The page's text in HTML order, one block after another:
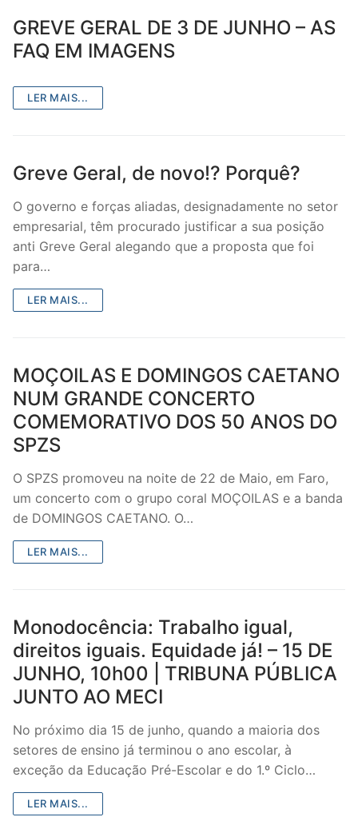
GREVE GERAL DE 3 DE JUNHO – AS
FAQ EM IMAGENS
LER MAIS...
Greve Geral, de novo!? Porquê?
O governo e forças aliadas, designadamente no setor
empresarial, têm procurado justificar a sua posição
anti Greve Geral alegando que a proposta que foi
para…
LER MAIS...
MOÇOILAS E DOMINGOS CAETANO
NUM GRANDE CONCERTO
COMEMORATIVO DOS 50 ANOS DO
SPZS
O SPZS promoveu na noite de 22 de Maio, em Faro,
um concerto com o grupo coral MOÇOILAS e a banda
de DOMINGOS CAETANO. O…
LER MAIS...
Monodocência: Trabalho igual,
direitos iguais. Equidade já! – 15 DE
JUNHO, 10h00 | TRIBUNA PÚBLICA
JUNTO AO MECI
No próximo dia 15 de junho, quando a maioria dos
setores de ensino já terminou o ano escolar, à
exceção da Educação Pré-Escolar e do 1.º Ciclo…
LER MAIS...